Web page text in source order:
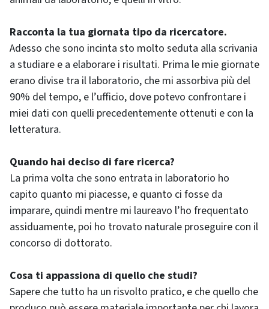
Racconta la tua giornata tipo da ricercatore.
Adesso che sono incinta sto molto seduta alla scrivania
a studiare e a elaborare i risultati. Prima le mie giornate
erano divise tra il laboratorio, che mi assorbiva più del
90% del tempo, e l’ufficio, dove potevo confrontare i
miei dati con quelli precedentemente ottenuti e con la
letteratura.
Quando hai deciso di fare ricerca?
La prima volta che sono entrata in laboratorio ho
capito quanto mi piacesse, e quanto ci fosse da
imparare, quindi mentre mi laureavo l’ho frequentato
assiduamente, poi ho trovato naturale proseguire con il
concorso di dottorato.
Cosa ti appassiona di quello che studi?
Sapere che tutto ha un risvolto pratico, e che quello che